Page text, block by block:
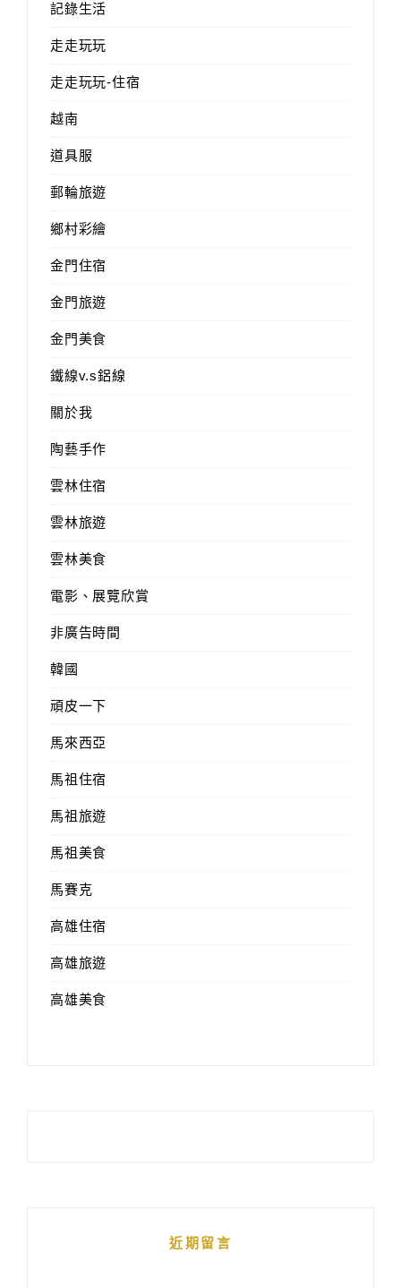
記錄生活
走走玩玩
走走玩玩-住宿
越南
道具服
郵輪旅遊
鄉村彩繪
金門住宿
金門旅遊
金門美食
鐵線v.s鋁線
關於我
陶藝手作
雲林住宿
雲林旅遊
雲林美食
電影、展覽欣賞
非廣告時間
韓國
頑皮一下
馬來西亞
馬祖住宿
馬祖旅遊
馬祖美食
馬賽克
高雄住宿
高雄旅遊
高雄美食
近期留言